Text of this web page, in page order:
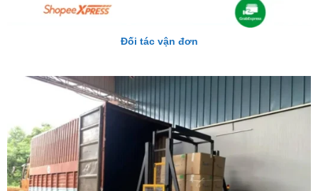
Đối tác vận đơn